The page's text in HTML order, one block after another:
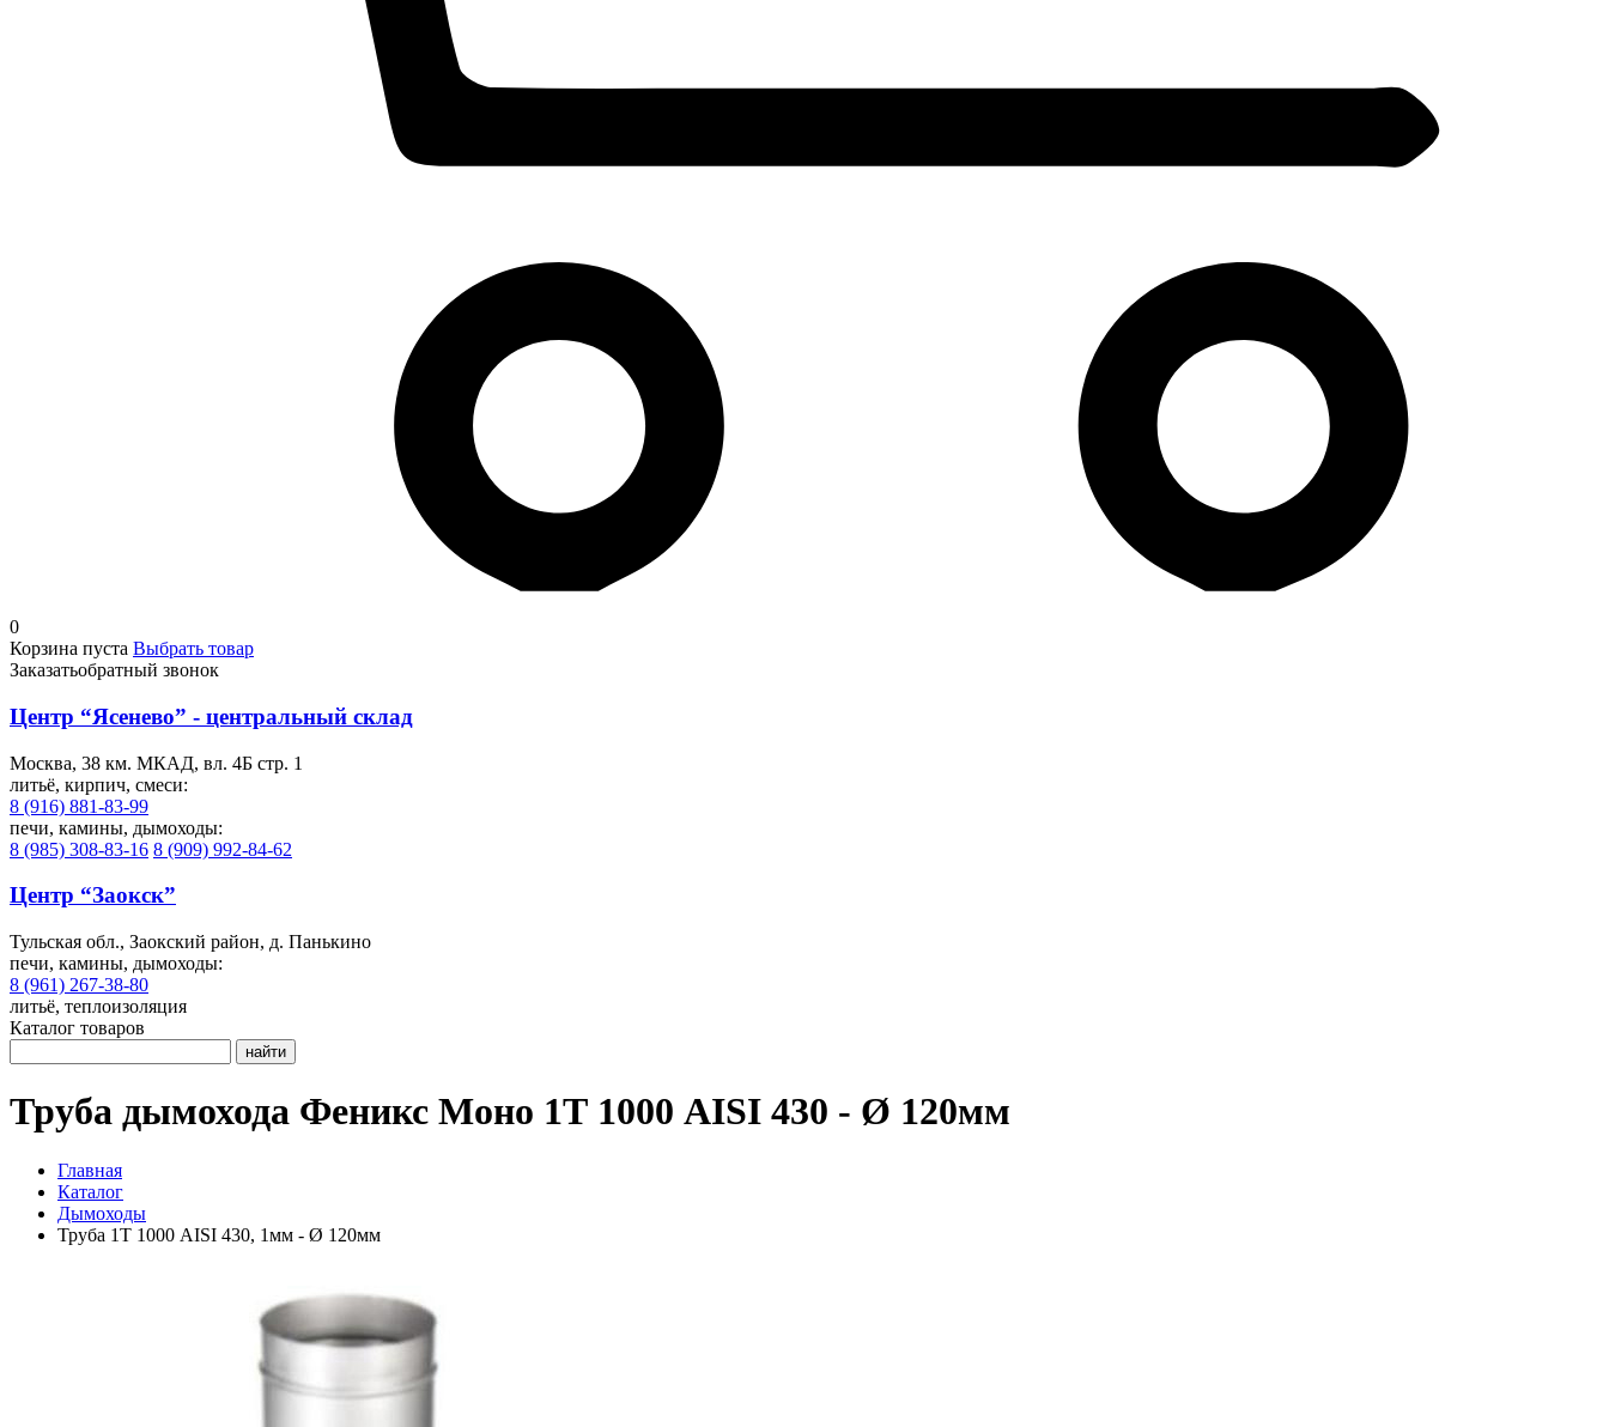
0
Корзина пуста Выбрать товар
Заказатьобратный звонок
Центр “Ясенево” - центральный склад
Москва, 38 км. МКАД, вл. 4Б стр. 1
литьё, кирпич, смеси:
8 (916) 881-83-99
печи, камины, дымоходы:
8 (985) 308-83-16 8 (909) 992-84-62
Центр “Заокск”
Тульская обл., Заокский район, д. Панькино
печи, камины, дымоходы:
8 (961) 267-38-80
литьё, теплоизоляция
Каталог товаров
найти
Труба дымохода Феникс Моно 1Т 1000 AISI 430 - Ø 120мм
Главная
Каталог
Дымоходы
Труба 1Т 1000 AISI 430, 1мм - Ø 120мм